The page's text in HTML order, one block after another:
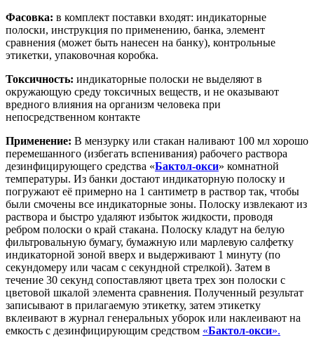
Фасовка: в комплект поставки входят: индикаторные
полоски, инструкция по применению, банка, элемент
сравнения (может быть нанесен на банку), контрольные
этикетки, упаковочная коробка.
Токсичность: индикаторные полоски не выделяют в
окружающую среду токсичных веществ, и не оказывают
вредного влияния на организм человека при
непосредственном контакте
Применение: В мензурку или стакан наливают 100 мл хорошо
перемешанного (избегать вспенивания) рабочего раствора
дезинфицирующего средства «Бактол-окси» комнатной
температуры. Из банки достают индикаторную полоску и
погружают её примерно на 1 сантиметр в раствор так, чтобы
были смочены все индикаторные зоны. Полоску извлекают из
раствора и быстро удаляют избыток жидкости, проводя
ребром полоски о край стакана. Полоску кладут на белую
фильтровальную бумагу, бумажную или марлевую салфетку
индикаторной зоной вверх и выдерживают 1 минуту (по
секундомеру или часам с секундной стрелкой). Затем в
течение 30 секунд сопоставляют цвета трех зон полоски с
цветовой шкалой элемента сравнения. Полученный результат
записывают в прилагаемую этикетку, затем этикетку
вклеивают в журнал генеральных уборок или наклеивают на
емкость с дезинфицирующим средством «Бактол-окси».